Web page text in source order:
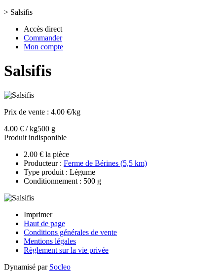
> Salsifis
Accès direct
Commander
Mon compte
Salsifis
Prix de vente : 4.00 €/kg
4.00 € / kg500 g
Produit indisponible
2.00 € la pièce
Producteur : Ferme de Bérines (5,5 km)
Type produit : Légume
Conditionnement : 500 g
Imprimer
Haut de page
Conditions générales de vente
Mentions légales
Règlement sur la vie privée
Dynamisé par Socleo